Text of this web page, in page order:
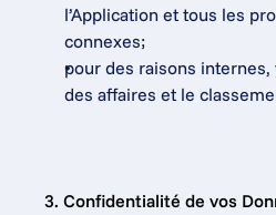
l’Application et tous les
connexes;
pour des raisons
des affaires et le
3. Confidentialité de vos